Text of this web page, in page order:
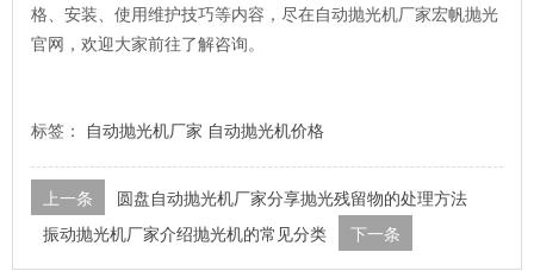
格、安装、使用维护技巧等内容，尽在自动抛光机厂家宏帆抛光
官网，欢迎大家前往了解咨询。
标签： 自动抛光机厂家 自动抛光机价格
上一条
圆盘自动抛光机厂家分享抛光残留物的处理方法
振动抛光机厂家介绍抛光机的常见分类
下一条